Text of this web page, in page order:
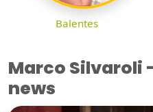
Balentes
Marco Silvaroli
news